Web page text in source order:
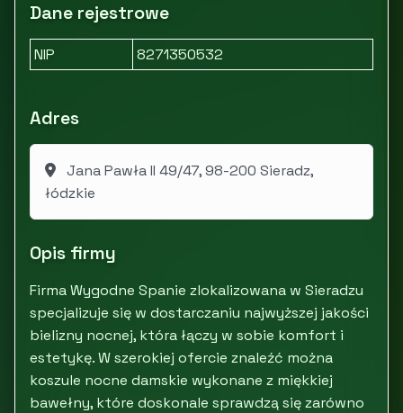
Dane rejestrowe
NIP 8271350532
Adres
Jana Pawła II 49/47, 98-200 Sieradz,
łódzkie
Opis firmy
Firma Wygodne Spanie zlokalizowana w Sieradzu
specjalizuje się w dostarczaniu najwyższej jakości
bielizny nocnej, która łączy w sobie komfort i
estetykę. W szerokiej ofercie znaleźć można
koszule nocne damskie wykonane z miękkiej
bawełny, które doskonale sprawdzą się zarówno